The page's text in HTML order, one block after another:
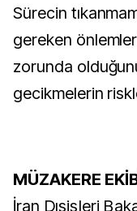
Sürecin
gereken
zorunda
gecikmelerin
MÜZAKERE
İran Dışişleri